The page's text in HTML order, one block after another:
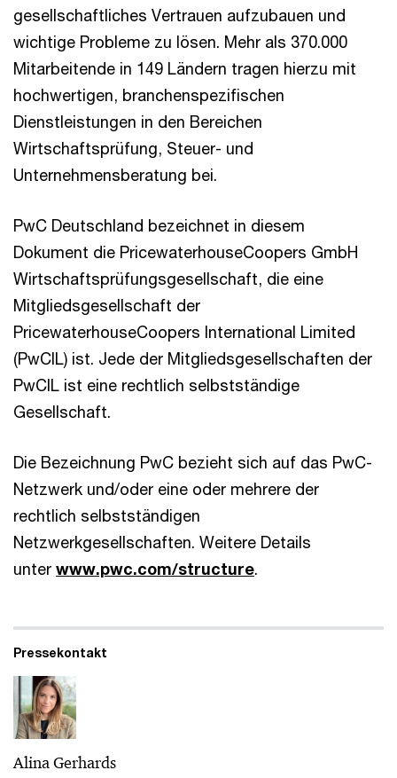
gesellschaftliches Vertrauen aufzubauen und
wichtige Probleme zu lösen. Mehr als 370.000
Mitarbeitende in 149 Ländern tragen hierzu mit
hochwertigen, branchenspezifischen
Dienstleistungen in den Bereichen
Wirtschaftsprüfung, Steuer- und
Unternehmensberatung bei.
PwC Deutschland bezeichnet in diesem
Dokument die PricewaterhouseCoopers GmbH
Wirtschaftsprüfungsgesellschaft, die eine
Mitgliedsgesellschaft der
PricewaterhouseCoopers International Limited
(PwCIL) ist. Jede der Mitgliedsgesellschaften der
PwCIL ist eine rechtlich selbstständige
Gesellschaft.
Die Bezeichnung PwC bezieht sich auf das PwC-
Netzwerk und/oder eine oder mehrere der
rechtlich selbstständigen
Netzwerkgesellschaften. Weitere Details
unter www.pwc.com/structure.
Pressekontakt
Alina Gerhards